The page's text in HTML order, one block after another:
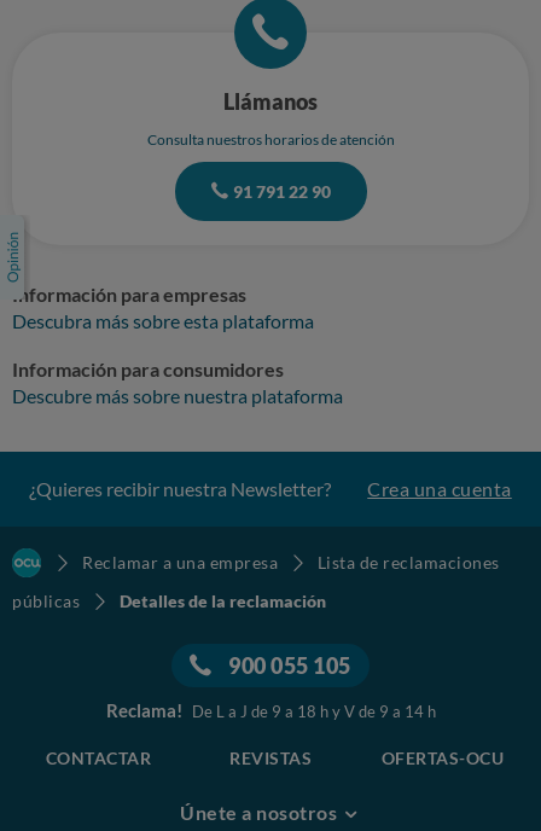
Llámanos
Consulta nuestros horarios de atención
91 791 22 90
Información para empresas
Descubra más sobre esta plataforma
Información para consumidores
Descubre más sobre nuestra plataforma
¿Quieres recibir nuestra Newsletter? Crea una cuenta
Reclamar a una empresa
Lista de reclamaciones
públicas
Detalles de la reclamación
900 055 105
Reclama! De L a J de 9 a 18 h y V de 9 a 14 h
CONTACTAR REVISTAS OFERTAS-OCU
Únete a nosotros